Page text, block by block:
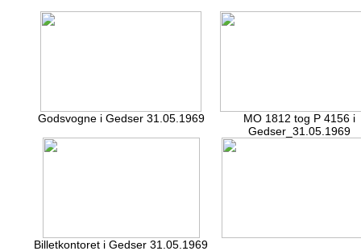
Godsvogne i Gedser 31.05.1969
MO 1812 tog P 4156 i
Gedser_31.05.1969
Billetkontoret i Gedser 31.05.1969